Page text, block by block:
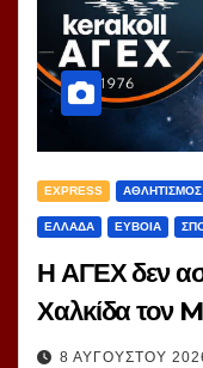
EXPRESS ΑΘΛΗΤΙΣΜΟΣ
ΕΛΛΑΔΑ ΕΥΒΟΙΑ
Η ΑΓΕΧ δεν
Χαλκίδα τον
8 ΑΥΓΟΎΣΤΟΥ